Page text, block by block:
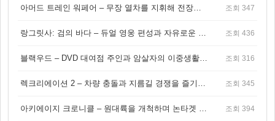
아머드 트레인 워페어 – 무장 열차를 지휘해 전장을 돌파하는 생존 전투 게임 조회 347
랑그릿사: 검의 바다 – 듀얼 영웅 편성과 자유로운 탐험을 결합한 판타지 전략 RPG 조회 436
블랙우드 – DVD 대여점 주인과 암살자의 이중생활을 그린 3인칭 액션 스릴러 게임 조회 316
렉크리에이션 2 – 차량 충돌과 지름길 경쟁을 즐기는 오픈월드 아케이드 레이싱 게임 조회 345
아키에이지 크로니클 – 원대륙을 개척하며 논타겟 전투를 즐기는 오픈월드 MMORPG 조회 394